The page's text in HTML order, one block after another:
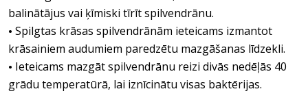
balinātājus vai ķīmiski tīrīt spilvendrānu.
• Spilgtas krāsas spilvendrānām ieteicams izmantot
krāsainiem audumiem paredzētu mazgāšanas līdzekli.
• Ieteicams mazgāt spilvendrānu reizi divās nedēļās 40
grādu temperatūrā, lai iznīcinātu visas baktērijas.